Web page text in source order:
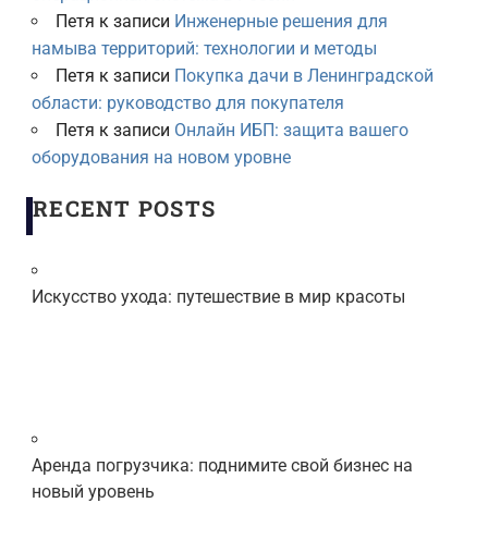
Петя к записи Инженерные решения для
намыва территорий: технологии и методы
Петя к записи Покупка дачи в Ленинградской
области: руководство для покупателя
Петя к записи Онлайн ИБП: защита вашего
оборудования на новом уровне
RECENT POSTS
Искусство ухода: путешествие в мир красоты
Аренда погрузчика: поднимите свой бизнес на
новый уровень